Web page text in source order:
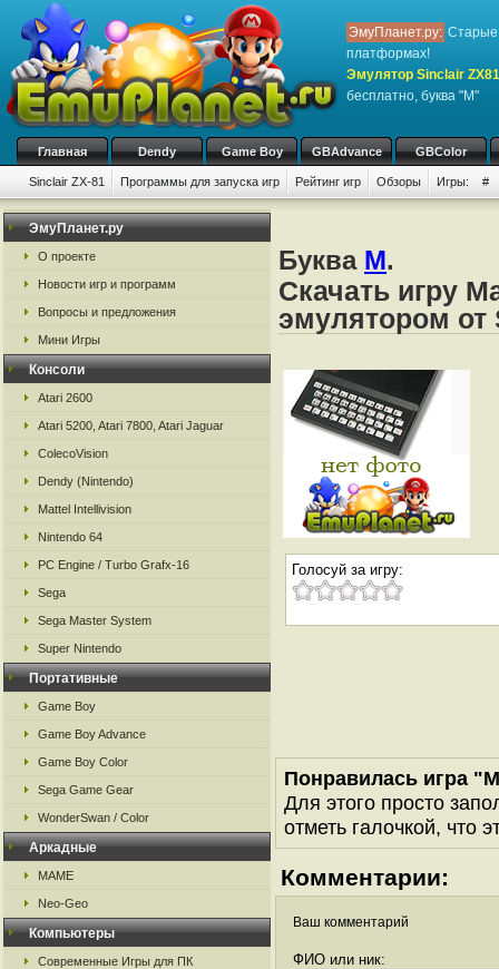
ЭмуПланет.ру: Старые
платформах!
Эмулятор Sinclair ZX81
бесплатно, буква "M"
Главная Dendy Game Boy GBAdvance GBColor
Sinclair ZX-81 Программы для запуска игр Рейтинг игр Обзоры Игры: #
ЭмуПланет.ру
О проекте
Новости игр и программ
Вопросы и предложения
Мини Игры
Консоли
Atari 2600
Atari 5200, Atari 7800, Atari Jaguar
ColecoVision
Dendy (Nintendo)
Mattel Intellivision
Nintendo 64
PC Engine / Turbo Grafx-16
Sega
Sega Master System
Super Nintendo
Портативные
Game Boy
Game Boy Advance
Game Boy Color
Sega Game Gear
WonderSwan / Color
Аркадные
MAME
Neo-Geo
Компьютеры
Современные Игры для ПК
Буква M.
Скачать игру
эмулятором от
Голосуй за игру:
Понравилась игра
Для этого просто
отметь галочкой, что
Комментарии:
Ваш комментарий
ФИО или ник: